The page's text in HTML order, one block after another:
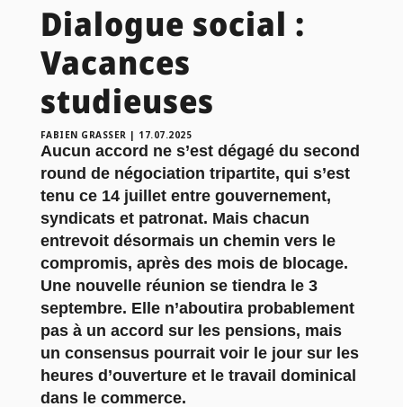
Dialogue social :
Vacances
studieuses
FABIEN GRASSER | 17.07.2025
Aucun accord ne s’est dégagé du second
round de négociation tripartite, qui s’est
tenu ce 14 juillet entre gouvernement,
syndicats et patronat. Mais chacun
entrevoit désormais un chemin vers le
compromis, après des mois de blocage.
Une nouvelle réunion se tiendra le 3
septembre. Elle n’aboutira probablement
pas à un accord sur les pensions, mais
un consensus pourrait voir le jour sur les
heures d’ouverture et le travail dominical
dans le commerce.